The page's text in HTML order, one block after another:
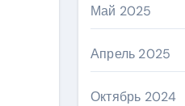
Май 2025
Апрель 2025
Октябрь 2024